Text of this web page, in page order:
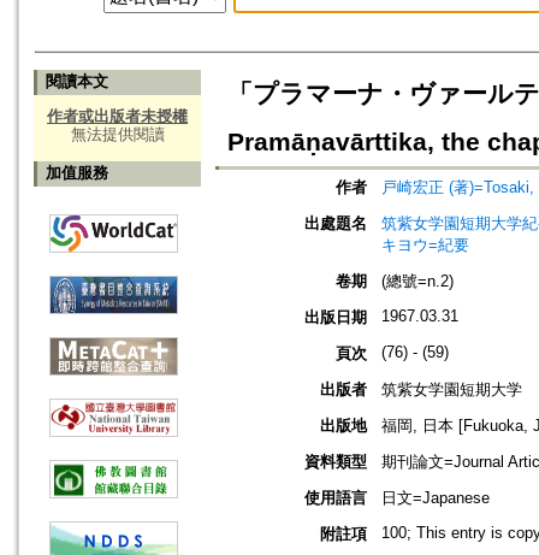
閱讀本文
作者或出版者未授權
無法提供閱讀
加值服務
「プラマーナ・ヴァール
Pramāṇavārttika, the
作者
戸崎宏正 (著
出處題名
筑紫女学園短期大学
キヨウ=紀要
卷期
(總號=n.2)
出版日期
1967.03.31
頁次 (76) - (59)
出版者
筑紫女学園短期大学
出版地
福岡, 日本 [Fukuoka,
資料類型
期刊論文=Journal
使用語言
日文=Japanese
附註項
100; This entry is